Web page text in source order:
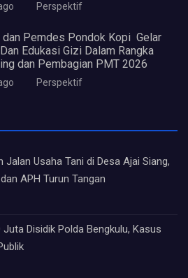
Perspektif
Pemdes Pondok Kopi Gelar
Edukasi Gizi Dalam Rangka
dan Pembagian PMT 2026
Perspektif
Jalan Usaha Tani di Desa Ajai Siang,
APH Turun Tangan
Disidik Polda Bengkulu, Kasus